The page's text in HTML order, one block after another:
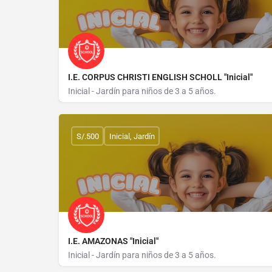
I.E. CORPUS CHRISTI ENGLISH SCHOLL "Inicial"
Inicial - Jardín para niños de 3 a 5 años.
I.E. AMAZONAS "Inicial"
Inicial - Jardín para niños de 3 a 5 años.
S/.500 Inicial, Jardín